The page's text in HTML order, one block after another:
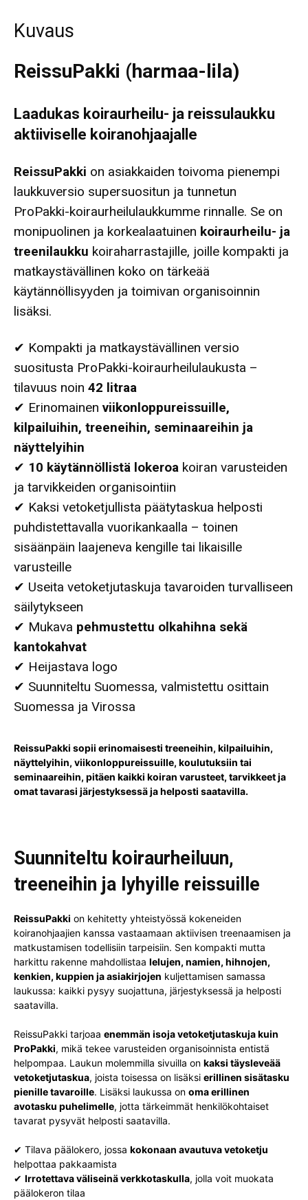
Kuvaus
ReissuPakki (harmaa-lila)
Laadukas koiraurheilu- ja reissulaukku
aktiiviselle koiranohjaajalle
ReissuPakki on asiakkaiden toivoma pienempi
laukkuversio supersuositun ja tunnetun
ProPakki-koiraurheilulaukkumme rinnalle. Se on
monipuolinen ja korkealaatuinen koiraurheilu- ja
treenilaukku koiraharrastajille, joille kompakti ja
matkaystävällinen koko on tärkeää
käytännöllisyyden ja toimivan organisoinnin
lisäksi.
✔ Kompakti ja matkaystävällinen versio
suositusta ProPakki-koiraurheilulaukusta –
tilavuus noin 42 litraa
✔ Erinomainen viikonloppureissuille,
kilpailuihin, treeneihin, seminaareihin ja
näyttelyihin
✔ 10 käytännöllistä lokeroa koiran varusteiden
ja tarvikkeiden organisointiin
✔ Kaksi vetoketjullista päätytaskua helposti
puhdistettavalla vuorikankaalla – toinen
sisäänpäin laajeneva kengille tai likaisille
varusteille
✔ Useita vetoketjutaskuja tavaroiden turvalliseen
säilytykseen
✔ Mukava pehmustettu olkahihna sekä
kantokahvat
✔ Heijastava logo
✔ Suunniteltu Suomessa, valmistettu osittain
Suomessa ja Virossa
ReissuPakki sopii erinomaisesti treeneihin, kilpailuihin,
näyttelyihin, viikonloppureissuille, koulutuksiin tai
seminaareihin, pitäen kaikki koiran varusteet, tarvikkeet ja
omat tavarasi järjestyksessä ja helposti saatavilla.
Suunniteltu koiraurheiluun,
treeneihin ja lyhyille reissuille
ReissuPakki on kehitetty yhteistyössä kokeneiden
koiranohjaajien kanssa vastaamaan aktiivisen treenaamisen ja
matkustamisen todellisiin tarpeisiin. Sen kompakti mutta
harkittu rakenne mahdollistaa lelujen, namien, hihnojen,
kenkien, kuppien ja asiakirjojen kuljettamisen samassa
laukussa: kaikki pysyy suojattuna, järjestyksessä ja helposti
saatavilla.
ReissuPakki tarjoaa enemmän isoja vetoketjutaskuja kuin
ProPakki, mikä tekee varusteiden organisoinnista entistä
helpompaa. Laukun molemmilla sivuilla on kaksi täysleveää
vetoketjutaskua, joista toisessa on lisäksi erillinen sisätasku
pienille tavaroille. Lisäksi laukussa on oma erillinen
avotasku puhelimelle, jotta tärkeimmät henkilökohtaiset
tavarat pysyvät helposti saatavilla.
✔ Tilava päälokero, jossa kokonaan avautuva vetoketju
helpottaa pakkaamista
✔ Irrotettava väliseinä verkkotaskulla, jolla voit muokata
päälokeron tilaa